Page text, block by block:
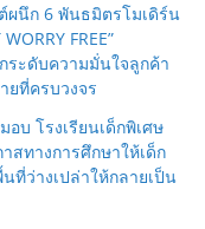
ผนึก 6 พันธมิตรโมเดิร์น
FREE”
ะดับความมั่นใจลูกค้า
ที่ครบวงจร
บ โรงเรียนเด็กพิเศษ
สทางการศึกษาให้เด็ก
ที่ว่างเปล่าให้กลายเป็น